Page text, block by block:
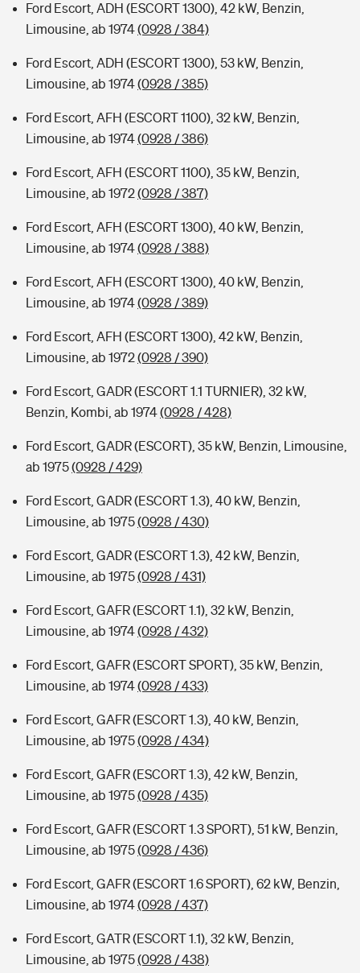
Ford Escort, ADH (ESCORT 1300), 42 kW, Benzin,
Limousine, ab 1974(0928 / 384)
Ford Escort, ADH (ESCORT 1300), 53 kW, Benzin,
Limousine, ab 1974(0928 / 385)
Ford Escort, AFH (ESCORT 1100), 32 kW, Benzin,
Limousine, ab 1974(0928 / 386)
Ford Escort, AFH (ESCORT 1100), 35 kW, Benzin,
Limousine, ab 1972(0928 / 387)
Ford Escort, AFH (ESCORT 1300), 40 kW, Benzin,
Limousine, ab 1974(0928 / 388)
Ford Escort, AFH (ESCORT 1300), 40 kW, Benzin,
Limousine, ab 1974(0928 / 389)
Ford Escort, AFH (ESCORT 1300), 42 kW, Benzin,
Limousine, ab 1972(0928 / 390)
Ford Escort, GADR (ESCORT 1.1 TURNIER), 32 kW,
Benzin, Kombi, ab 1974(0928 / 428)
Ford Escort, GADR (ESCORT), 35 kW, Benzin, Limousine,
ab 1975(0928 / 429)
Ford Escort, GADR (ESCORT 1.3), 40 kW, Benzin,
Limousine, ab 1975(0928 / 430)
Ford Escort, GADR (ESCORT 1.3), 42 kW, Benzin,
Limousine, ab 1975(0928 / 431)
Ford Escort, GAFR (ESCORT 1.1), 32 kW, Benzin,
Limousine, ab 1974(0928 / 432)
Ford Escort, GAFR (ESCORT SPORT), 35 kW, Benzin,
Limousine, ab 1974(0928 / 433)
Ford Escort, GAFR (ESCORT 1.3), 40 kW, Benzin,
Limousine, ab 1975(0928 / 434)
Ford Escort, GAFR (ESCORT 1.3), 42 kW, Benzin,
Limousine, ab 1975(0928 / 435)
Ford Escort, GAFR (ESCORT 1.3 SPORT), 51 kW, Benzin,
Limousine, ab 1975(0928 / 436)
Ford Escort, GAFR (ESCORT 1.6 SPORT), 62 kW, Benzin,
Limousine, ab 1974(0928 / 437)
Ford Escort, GATR (ESCORT 1.1), 32 kW, Benzin,
Limousine, ab 1975(0928 / 438)